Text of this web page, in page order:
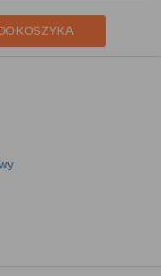
KOSZYKA